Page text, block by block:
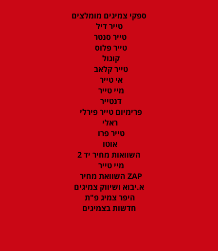
ספקי צמיגים מומלצים
טייר דיל
טייר סנטר
טייר פלוס
קוגול
טייר קלאב
אי טייר
מיי טייר
דנטייר
פרימיום טייר פירלי
ראלי
טייר פרו
אוטו
השוואות מחיר יד 2
מיי טייר
ZAP השוואת מחיר
א.יבוא ושיווק צמיגים
היפר צמיג פ"ת
חדשות בצמיגים